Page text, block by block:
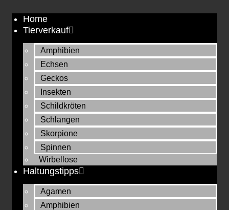
Inhalt
springen
Home
Tierverkauf
Amphibien
Echsen
Geckos
Insekten
Schildkröten
Schlangen
Skorpione
Spinnen
Wirbellose
Haltungstipps
Agamen
Amphibien